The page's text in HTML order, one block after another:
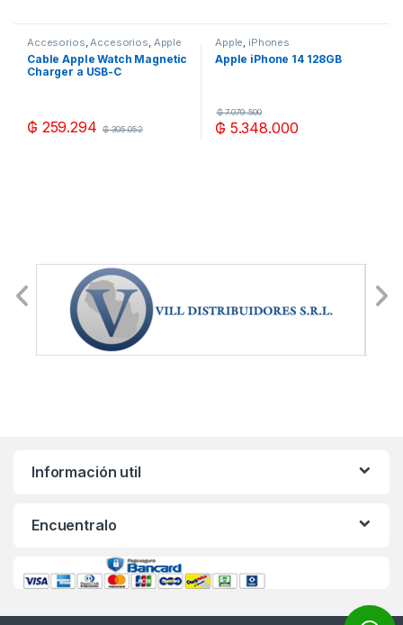
Accesorios,Accesorios, Apple
Cable Apple Watch Magnetic
Charger a USB-C
₲ 259.294 ₲305.052
Apple, iPhones
Apple iPhone 14 128GB
₲ 5.348.000
₲7.079.500
Información util
Encuentralo